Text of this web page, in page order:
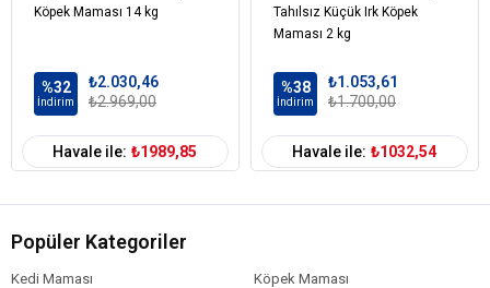
İnulin
Kurutulmuş Şeker Portakalı %0.5
Kurutulmuş Elma
Nar Tozu
Ispanak Tozu
Toz Halinde Siyah Frenk Üzümü
Sodyum Klorür
Kurutulmuş Bira Mayası
Köpek Maması 14 kg
%32
İndirim
₺2.030,46
₺2.969,00
Havale ile: ₺1989,85
Tahılsız Küçük Irk Köpek
Maması 2 kg
%38
İndirim
₺1.053,61
₺1.700,00
Havale ile: ₺1032,54
Popüler Kategoriler
Kedi Maması
Köpek Maması